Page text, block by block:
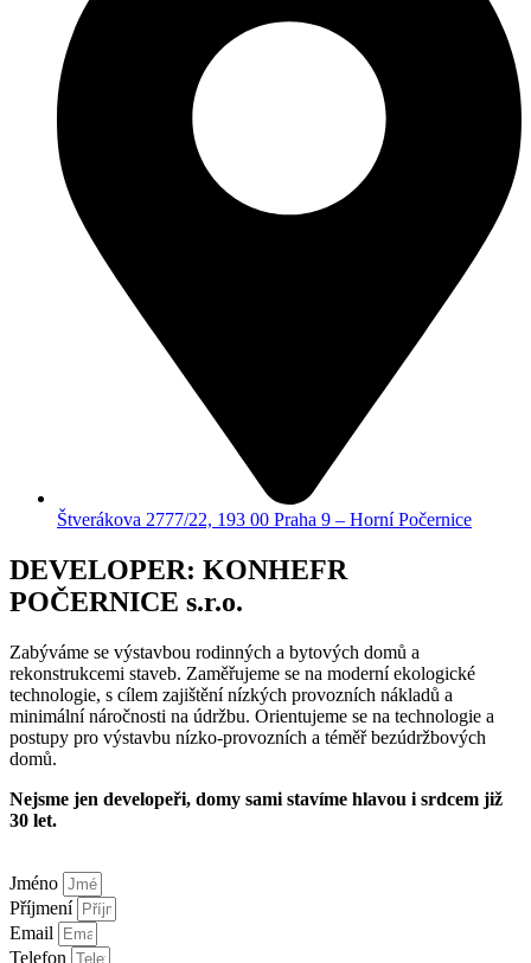
Štverákova 2777/22, 193 00 Praha 9 – Horní Počernice
DEVELOPER: KONHEFR
POČERNICE s.r.o.
Zabýváme se výstavbou rodinných a bytových domů a
rekonstrukcemi staveb. Zaměřujeme se na moderní ekologické
technologie, s cílem zajištění nízkých provozních nákladů a
minimální náročnosti na údržbu. Orientujeme se na technologie a
postupy pro výstavbu nízko-provozních a téměř bezúdržbových
domů.
Nejsme jen developeři, domy sami stavíme hlavou i srdcem již
30 let.
Jméno
Příjmení
Email
Telefon